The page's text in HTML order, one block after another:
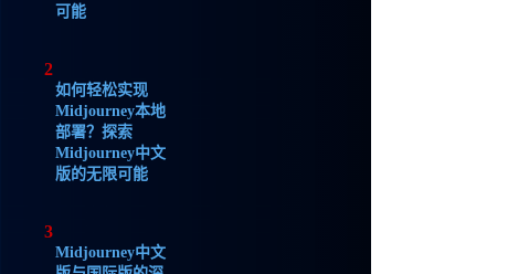
可能
2
如何轻松实现
Midjourney本地
部署？探索
Midjourney中文
版的无限可能
3
Midjourney中文